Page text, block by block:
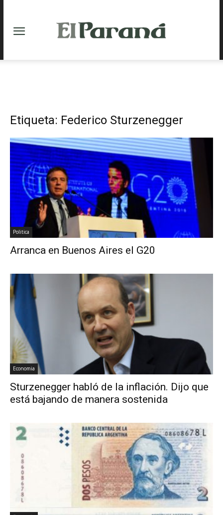
Etiqueta: Federico Sturzenegger
Politica
Arranca en Buenos Aires el G20
Economia
Sturzenegger habló de la inflación. Dijo que
está bajando de manera sostenida